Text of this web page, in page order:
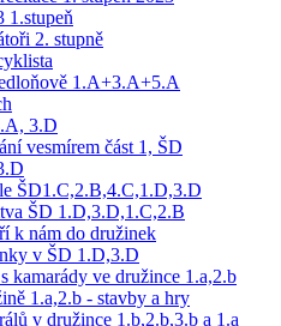
1.stupeň
2. stupně
1.A+3.A+5.A
3.D
vesmírem část 1, ŠD
ŠD1.C,2.B,4.C,1.D,3.D
ŠD 1.D,3.D,1.C,2.B
k nám do družinek
v ŠD 1.D,3.D
kamarády ve družince 1.a,2.b
1.a,2.b - stavby a hry
v družince 1.b,2.b,3.b a 1.a